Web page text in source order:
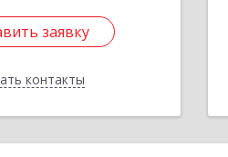
заявку
контакты
заявку
Назад